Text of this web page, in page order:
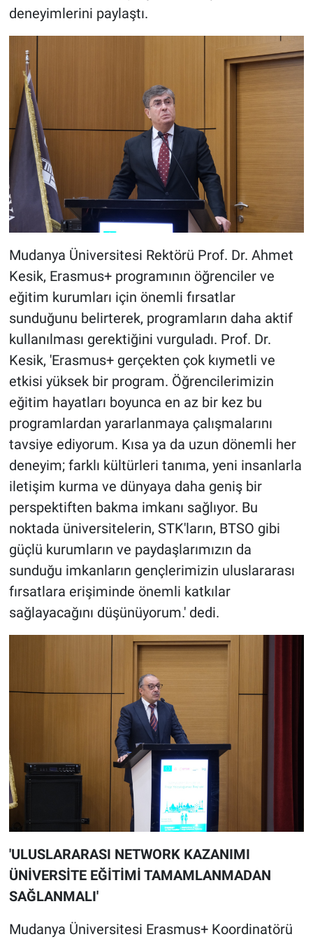
deneyimlerini paylaştı.
Mudanya Üniversitesi Rektörü Prof. Dr. Ahmet
Kesik, Erasmus+ programının öğrenciler ve
eğitim kurumları için önemli fırsatlar
sunduğunu belirterek, programların daha aktif
kullanılması gerektiğini vurguladı. Prof. Dr.
Kesik, 'Erasmus+ gerçekten çok kıymetli ve
etkisi yüksek bir program. Öğrencilerimizin
eğitim hayatları boyunca en az bir kez bu
programlardan yararlanmaya çalışmalarını
tavsiye ediyorum. Kısa ya da uzun dönemli her
deneyim; farklı kültürleri tanıma, yeni insanlarla
iletişim kurma ve dünyaya daha geniş bir
perspektiften bakma imkanı sağlıyor. Bu
noktada üniversitelerin, STK'ların, BTSO gibi
güçlü kurumların ve paydaşlarımızın da
sunduğu imkanların gençlerimizin uluslararası
fırsatlara erişiminde önemli katkılar
sağlayacağını düşünüyorum.' dedi.
'ULUSLARARASI NETWORK KAZANIMI
ÜNİVERSİTE EĞİTİMİ TAMAMLANMADAN
SAĞLANMALI'
Mudanya Üniversitesi Erasmus+ Koordinatörü